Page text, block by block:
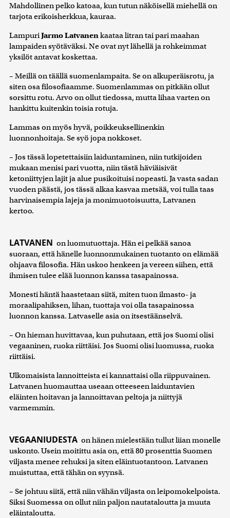
Mahdollinen pelko katoaa, kun tutun näköisellä miehellä on
tarjota erikoisherkkua, kauraa.
LampuriJarmo Latvanenkaataa litran tai pari maahan
lampaiden syötäväksi. Ne ovat nyt lähellä ja rohkeimmat
yksilöt antavat koskettaa.
– Meillä on täällä suomenlampaita. Se on alkuperäisrotu, ja
siten osa filosofiaamme. Suomenlammas on pitkään ollut
sorsittu rotu. Arvo on ollut tiedossa, mutta lihaa varten on
hankittu kuitenkin toisia rotuja.
Lammas on myös hyvä, poikkeuksellinenkin
luonnonhoitaja. Se syö jopa nokkoset.
– Jos tässä lopetettaisiin laiduntaminen, niin tutkijoiden
mukaan menisi pari vuotta, niin tästä häviäisivät
ketoniittyjen lajit ja alue pusikoituisi nopeasti. Ja vasta sadan
vuoden päästä, jos tässä alkaa kasvaa metsää, voi tulla taas
harvinaisempia lajeja ja monimuotoisuutta, Latvanen
kertoo.
LATVANEN on luomutuottaja. Hän ei pelkää sanoa
suoraan, että hänelle luonnonmukainen tuotanto on elämää
ohjaava filosofia. Hän uskoo henkeen ja vereen siihen, että
ihmisen tulee elää luonnon kanssa tasapainossa.
Monesti häntä haastetaan siitä, miten tuon ilmasto- ja
moraalipahiksen, lihan, tuottaja voi olla tasapainossa
luonnon kanssa. Latvaselle asia on itsestäänselvä.
– On hieman huvittavaa, kun puhutaan, että jos Suomi olisi
vegaaninen, ruoka riittäisi. Jos Suomi olisi luomussa, ruoka
riittäisi.
Ulkomaisista lannoitteista ei kannattaisi olla riippuvainen.
Latvanen huomauttaa useaan otteeseen laiduntavien
eläinten hoitavan ja lannoittavan peltoja ja niittyjä
varmemmin.
VEGAANIUDESTA on hänen mielestään tullut liian monelle
uskonto. Usein moitittu asia on, että 80 prosenttia Suomen
viljasta menee rehuksi ja siten eläintuotantoon. Latvanen
muistuttaa, että tähän on syynsä.
– Se johtuu siitä, että niin vähän viljasta on leipomokelpoista.
Siksi Suomessa on ollut niin paljon nautataloutta ja muuta
eläintaloutta.